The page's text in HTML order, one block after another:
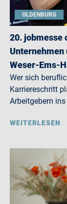
OLDENBURG
20. jobmesse
Weser-Ems-
Wer sich
Karriereschritt
Arbeitgebern
WEITERLESEN